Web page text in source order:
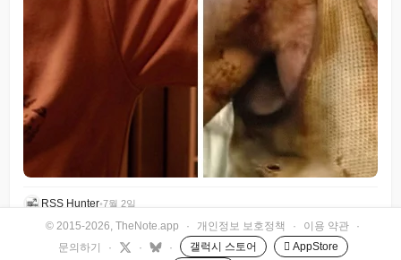
RSS Hunter•7월 2일
© 2015-2026, TheNote.app · 개인정보 보호정책 · 이용 약관
·
문의하기
· · · 갤럭시 스토어  AppStore